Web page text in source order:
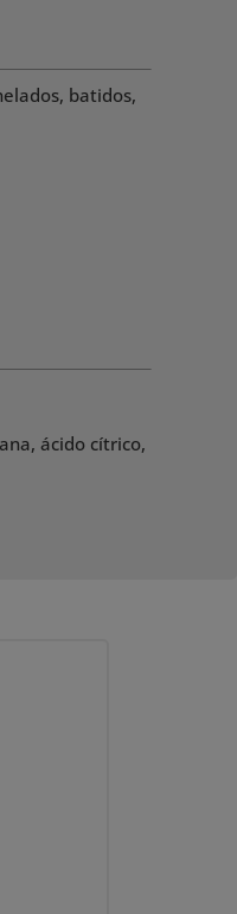
batidos,
ácido cítrico,